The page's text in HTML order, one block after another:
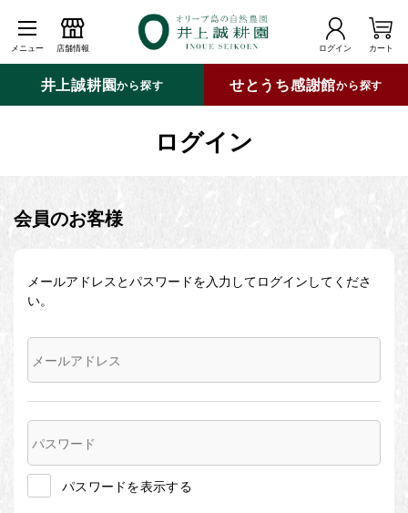
メニュー 店舗情報 ログイン カート
井上誠耕園から探す せとうち感謝館から探す
ログイン
会員のお客様
メールアドレスとパスワードを入力してログインしてくださ
い。
パスワードを表示する